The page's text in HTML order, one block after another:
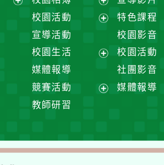
展
開
單
校園活動
選
宣導活動
校園生活
選
媒體報導
競賽活動
單
教師研習
特色課程
校園影音
校園活動
社團影音
媒體報導